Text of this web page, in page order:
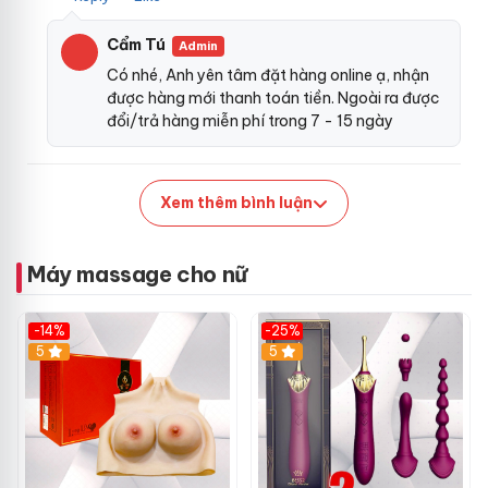
yêu thích khoái cảm ở núm vú hay âm vậtfacebookthì
máy massage Belle là một dụng cụ
để thử.
Cẩm Tú Admin
Có nhé, Anh yên tâm đặt hàng online ạ, nhận
được hàng mới thanh toán tiền. Ngoài ra được
đổi/trả hàng miễn phí trong 7 - 15 ngày
Xem thêm bình luận
Máy massage cho nữ
-14%
5
-25%
5